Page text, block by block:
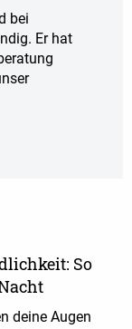
bei
Er hat
So
deine Augen